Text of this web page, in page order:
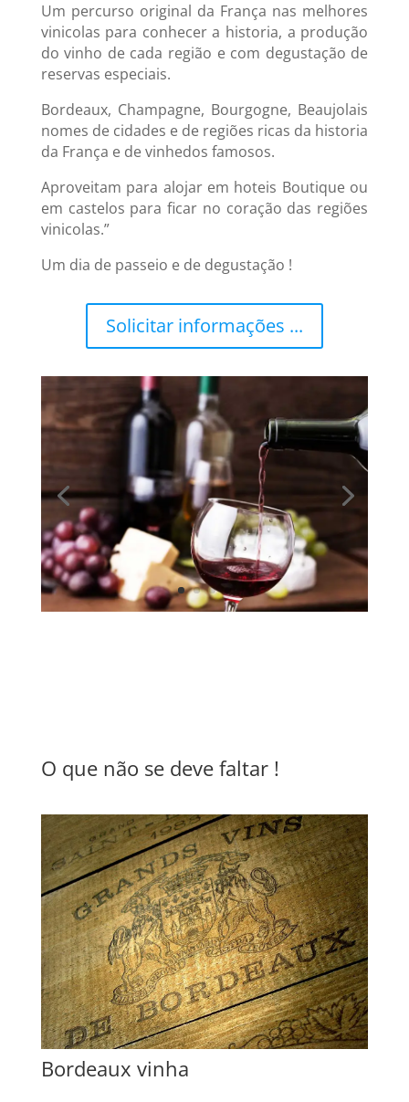
Um percurso original da França nas melhores
vinicolas para conhecer a historia, a produção
do vinho de cada região e com degustação de
reservas especiais.
Bordeaux, Champagne, Bourgogne, Beaujolais
nomes de cidades e de regiões ricas da historia
da França e de vinhedos famosos.
Aproveitam para alojar em hoteis Boutique ou
em castelos para ficar no coração das regiões
vinicolas.”
Um dia de passeio e de degustação !
Solicitar informações ...
O que não se deve faltar !
Bordeaux vinha